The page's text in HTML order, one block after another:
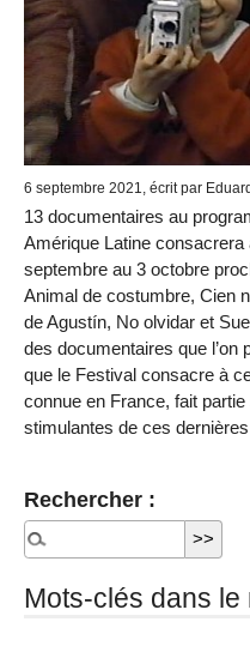
6 septembre 2021, écrit par
13 documentaires au
Amérique Latine
septembre au 3 octobre
Animal de costumbre, Cien
de Agustín, No olvidar et
des documentaires que l’on
que le Festival consacre à
connue en France, fait
stimulantes de ces
Rechercher :
Mots-clés dans le